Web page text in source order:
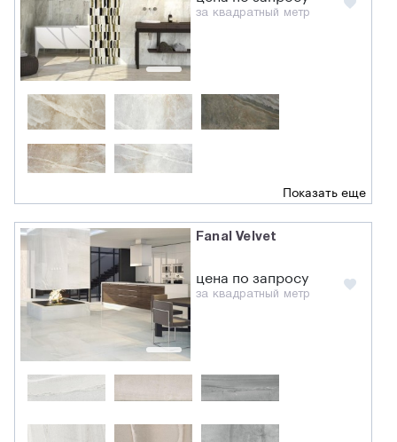
за квадратный метр
Показать еще
Fanal Velvet
цена по запросу
за квадратный метр